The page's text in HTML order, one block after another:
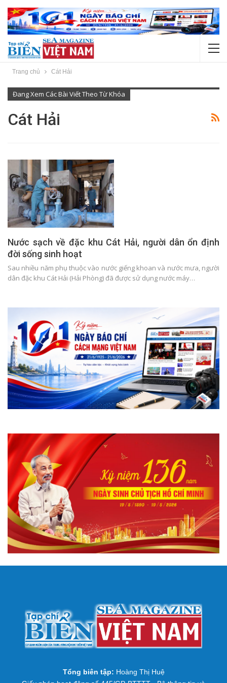
Trang chủ Cát Hải
Đang Xem Các Bài Viết Theo Từ Khóa
Cát Hải
Nước sạch về đặc khu Cát Hải, người dân ổn định
đời sống sinh hoạt
Sau nhiều năm phụ thuộc vào nước giếng khoan và nước mưa, người
dân đặc khu Cát Hải (Hải Phòng) đã được sử dụng nước máy…
Tổng biên tập: Hoàng Thị Huệ